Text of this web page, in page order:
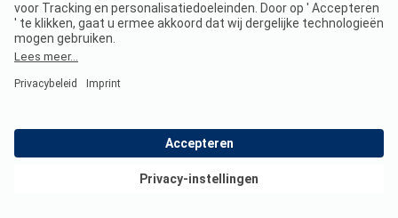
Oostenrijk
Vakantiebestemmingen
Een stacaravan huren